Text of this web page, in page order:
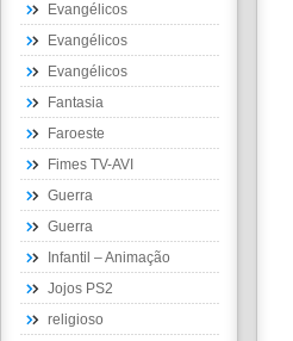
Evangélicos
Evangélicos
Evangélicos
Fantasia
Faroeste
Fimes TV-AVI
Guerra
Guerra
Infantil – Animação
Jojos PS2
religioso